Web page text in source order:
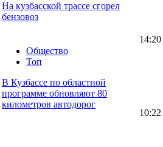
На кузбасской трассе сгорел
бензовоз
Общество
Топ
В Кузбассе по областной
программе обновляют 80
километров автодорог
14:20
10:22